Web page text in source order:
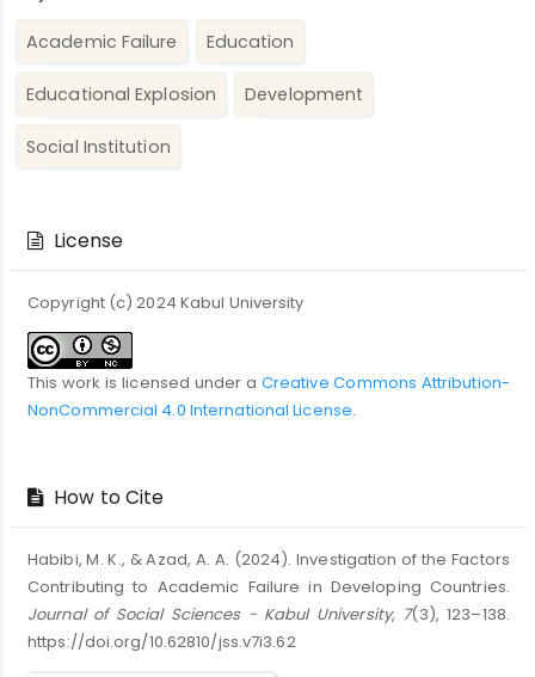
Academic Failure Education
Educational Explosion Development
Social Institution
DetailsLicense
Copyright (c) 2024 Kabul University
This work is licensed under a Creative Commons Attribution-
NonCommercial 4.0 International License.
How to Cite
Habibi, M. K., & Azad, A. A. (2024). Investigation of the Factors
Contributing to Academic Failure in Developing Countries.
Journal of Social Sciences - Kabul University, 7(3), 123–138.
https://doi.org/10.62810/jss.v7i3.62